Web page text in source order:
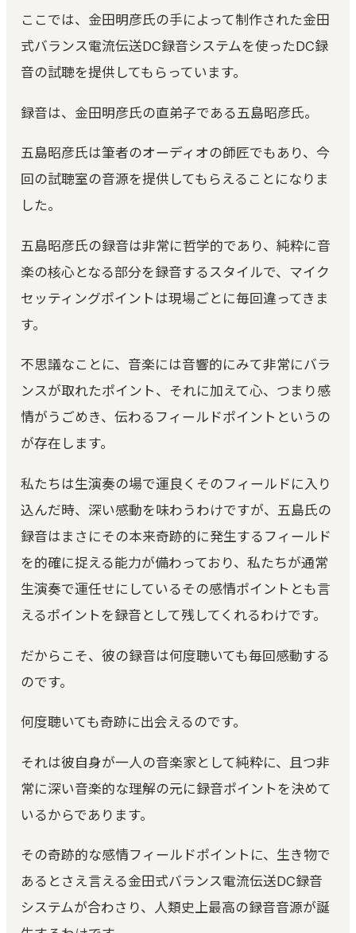
KUON ANALYZER
オーディオアナライザー｜LUFS・スペクトラム・8
クラシックのテイク編集｜いちばん良い部分を縫い
KUON MAXIMIZER
帯域別マキシマイザー｜音を大きく、音を変えず
KUON PIANO
Kuon TEAM
合言葉方式のチーム編集｜3 人と録音を編集
3D LUT 33 本｜ブラウザで適用・DaVinci 用 .cube
KUON ARTWORK
おりに
ここでは、金田明彦氏の手によって制作された金田
式バランス電流伝送DC録音システムを使ったDC録
音の試聴を提供してもらっています。
録音は、金田明彦氏の直弟子である五島昭彦氏。
五島昭彦氏は筆者のオーディオの師匠でもあり、今
回の試聴室の音源を提供してもらえることになりま
した。
五島昭彦氏の録音は非常に哲学的であり、純粋に音
楽の核心となる部分を録音するスタイルで、マイク
セッティングポイントは現場ごとに毎回違ってきま
す。
不思議なことに、音楽には音響的にみて非常にバラ
ンスが取れたポイント、それに加えて心、つまり感
情がうごめき、伝わるフィールドポイントというの
が存在します。
私たちは生演奏の場で運良くそのフィールドに入り
込んだ時、深い感動を味わうわけですが、五島氏の
録音はまさにその本来奇跡的に発生するフィールド
を的確に捉える能力が備わっており、私たちが通常
生演奏で運任せにしているその感情ポイントとも言
えるポイントを録音として残してくれるわけです。
だからこそ、彼の録音は何度聴いても毎回感動する
のです。
何度聴いても奇跡に出会えるのです。
それは彼自身が一人の音楽家として純粋に、且つ非
常に深い音楽的な理解の元に録音ポイントを決めて
いるからであります。
その奇跡的な感情フィールドポイントに、生き物で
あるとさえ言える金田式バランス電流伝送DC録音
システムが合わさり、人類史上最高の録音音源が誕